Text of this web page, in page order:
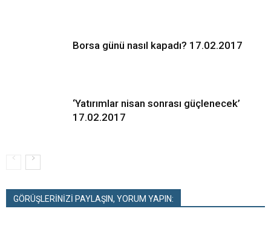
Borsa günü nasıl kapadı? 17.02.2017
‘Yatırımlar nisan sonrası güçlenecek’
17.02.2017
GÖRÜŞLERİNİZİ PAYLAŞIN, YORUM YAPIN: